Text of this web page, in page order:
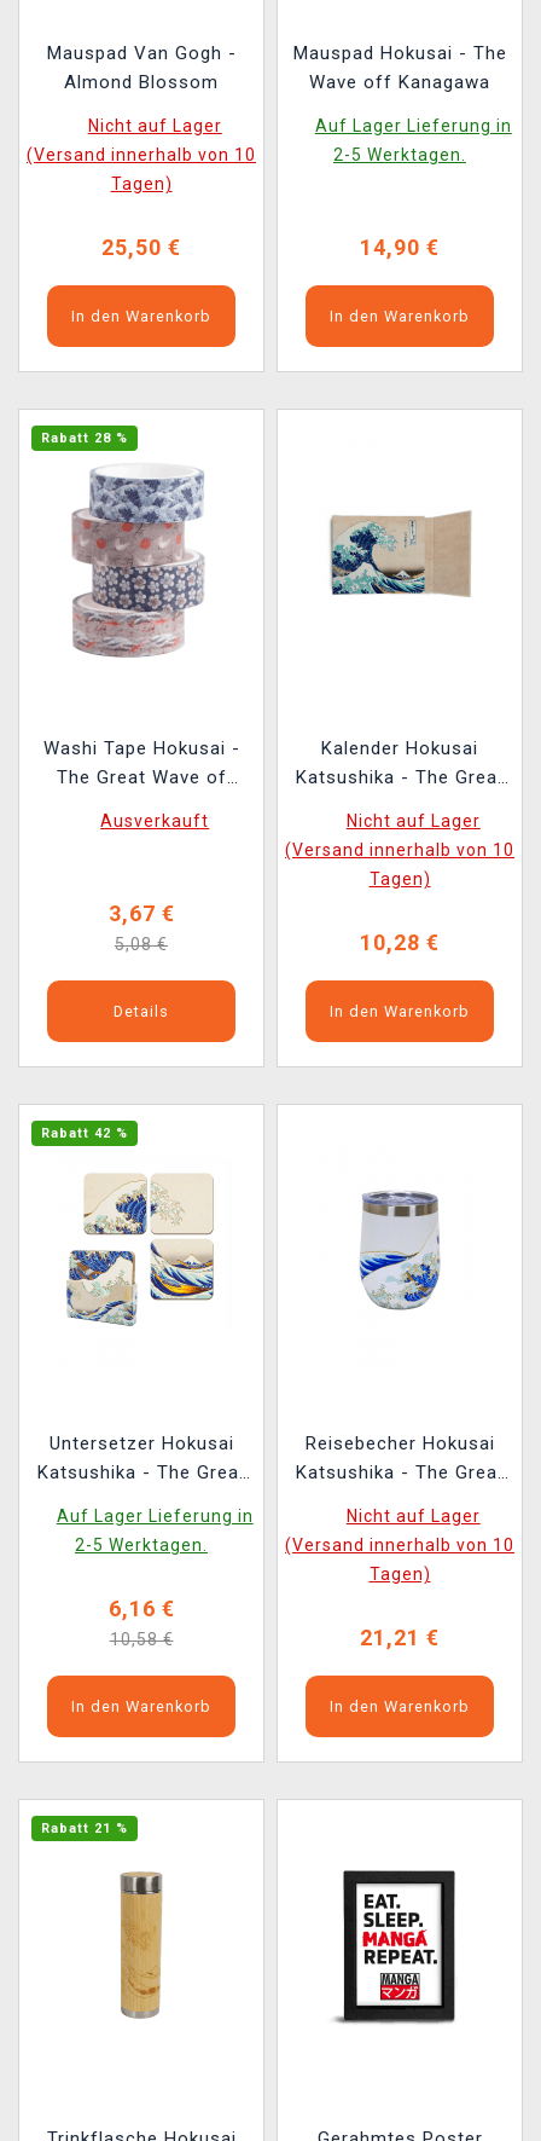
Mauspad Van Gogh -
Almond Blossom
Nicht auf Lager
(Versand innerhalb von 10
Tagen)
25,50 €
In den Warenkorb
Mauspad Hokusai - The
Wave off Kanagawa
Auf Lager Lieferung in
2-5 Werktagen.
14,90 €
In den Warenkorb
Rabatt 28 %
Washi Tape Hokusai -
The Great Wave of
Ausverkauft
3,67 €
5,08 €
Details
Kalender Hokusai
Katsushika - The Great
(Wochenplaner)
Nicht auf Lager
(Versand innerhalb von 10
Tagen)
10,28 €
In den Warenkorb
Rabatt 42 %
Untersetzer Hokusai
Katsushika - The Great
Auf Lager Lieferung in
2-5 Werktagen.
6,16 €
10,58 €
In den Warenkorb
Reisebecher Hokusai
Katsushika - The Great
Nicht auf Lager
(Versand innerhalb von 10
Tagen)
21,21 €
In den Warenkorb
Rabatt 21 %